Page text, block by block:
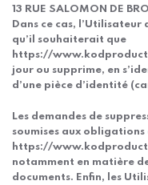
13 RUE SALOMON DE
Dans ce cas,
qu’il souhaiterait que
https://
jour ou supprime, en
d’une pièce d’identité
Les demandes de
soumises aux obligations
https://
notamment en matière
documents. Enfin, les